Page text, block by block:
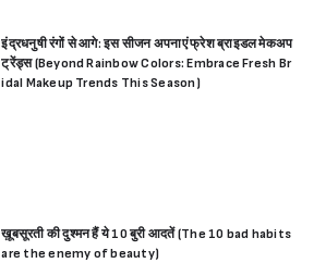
इंद्रधनुषी रंगों से आगे: इस सीजन अपनाएं फ्रेश ब्राइडल मेकअप
ट्रेंड्स (Beyond Rainbow Colors: Embrace Fresh Br
idal Makeup Trends This Season)
ख़ूबसूरती की दुश्मन हैं ये 10 बुरी आदतें (The 10 bad habits
are the enemy of beauty)